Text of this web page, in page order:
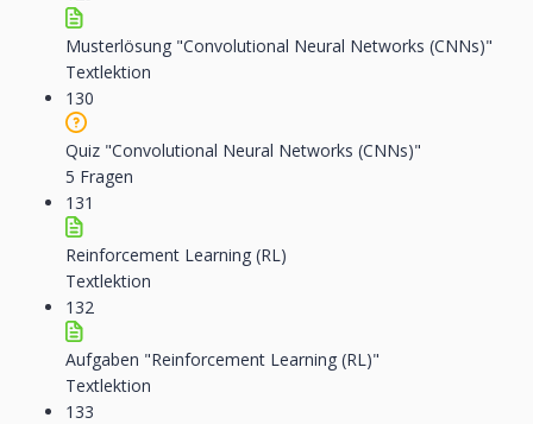
Musterlösung "Convolutional Neural Networks (CNNs)"
Textlektion
130
Quiz "Convolutional Neural Networks (CNNs)"
5 Fragen
131
Reinforcement Learning (RL)
Textlektion
132
Aufgaben "Reinforcement Learning (RL)"
Textlektion
133